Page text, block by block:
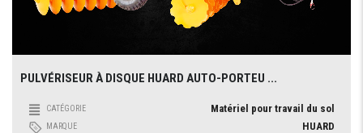
PULVÉRISEUR À DISQUE HUARD AUTO-PORTEU ...
CATÉGORIE Matériel pour travail du sol
MARQUE HUARD